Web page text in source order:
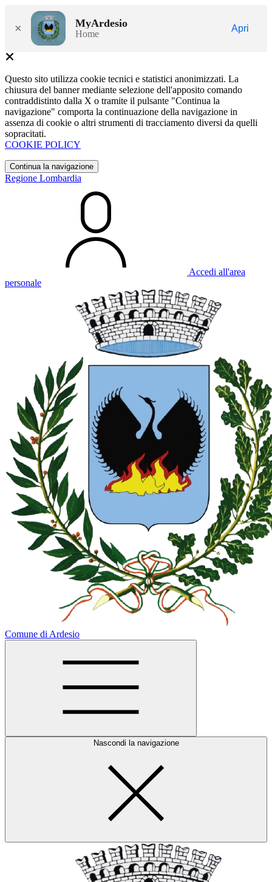
× MyArdesio
Home
Apri
Questo sito utilizza cookie tecnici e statistici anonimizzati. La
chiusura del banner mediante selezione dell'apposito comando
contraddistinto dalla X o tramite il pulsante "Continua la
navigazione" comporta la continuazione della navigazione in
assenza di cookie o altri strumenti di tracciamento diversi da quelli
sopracitati.
COOKIE POLICY
Continua la navigazione
Regione Lombardia
Accedi all'area
personale
Comune di Ardesio
Nascondi la navigazione